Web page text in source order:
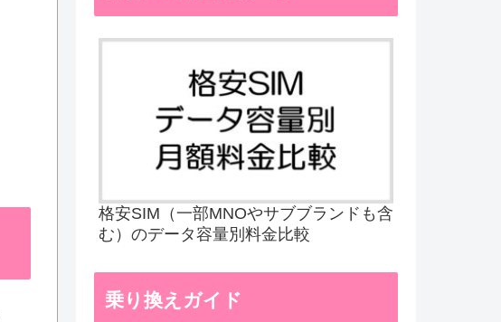
格安SIM（一部MNOやサブブランドも含
む）のデータ容量別料金比較
乗り換えガイド